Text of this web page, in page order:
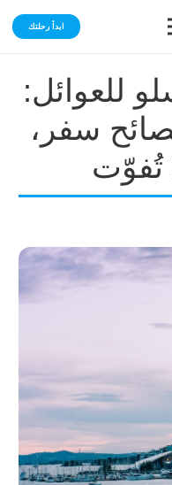
ابدأ رحلتك
للعوائل:
سفر،
تُفوّت